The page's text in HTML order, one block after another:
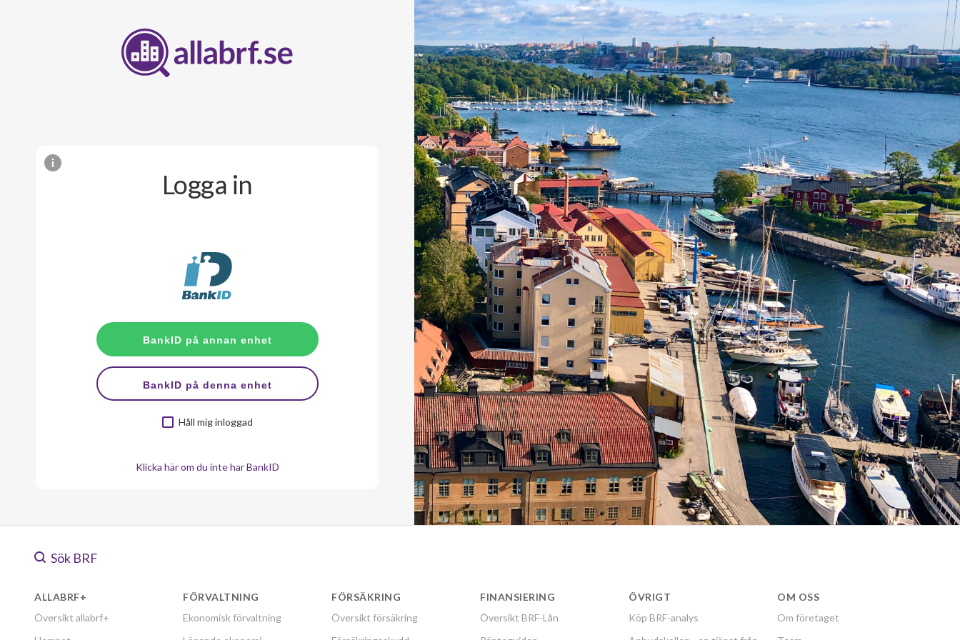
Logga in
Håll mig inloggad
Klicka här om du inte har BankID
Sök BRF
ALLABRF+
Översikt allabrf+
FÖRVALTNING
Ekonomisk förvaltning
FÖRSÄKRING
Översikt försäkring
FINANSIERING
Översikt BRF-Lån
ÖVRIGT
Köp BRF-analys
OM OSS
Om företaget